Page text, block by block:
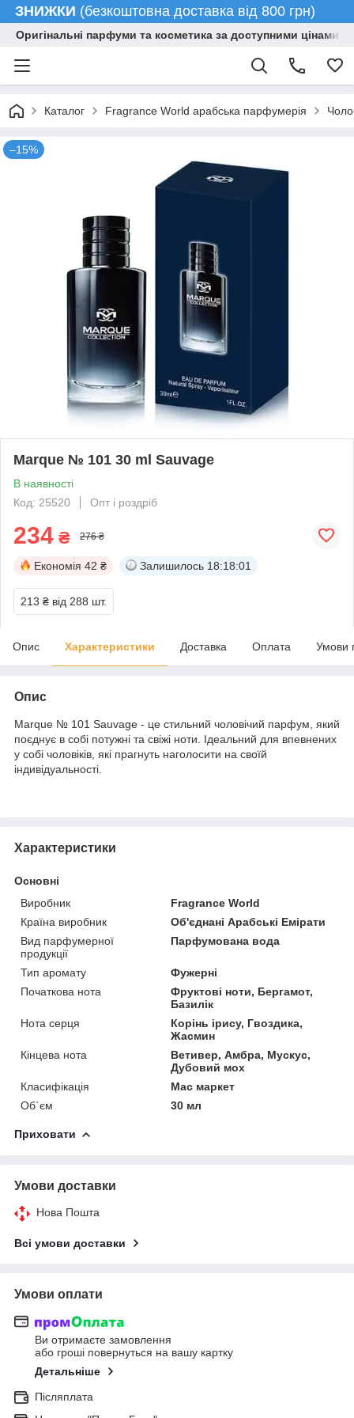
ЗНИЖКИ (безкоштовна доставка від 800 грн)
Оригінальні парфуми та косметика за доступними цінами
Каталог Fragrance World арабська парфумерія
–15%
Marque № 101 30 ml Sauvage
В наявності
Код: 25520
Опт і роздріб
234 ₴ 276 ₴
Економія 42 ₴ Залишилось 18:18:01
213 ₴ від 288 шт.
Опис Характеристики Доставка Оплата Умови
Опис
Marque № 101 Sauvage - це стильний чоловічий парфум, який
поєднує в собі потужні та свіжі ноти. Ідеальний для впевнених
у собі чоловіків, які прагнуть наголосити на своїй
індивідуальності.
Характеристики
Основні
Виробник
Fragrance World
Країна виробник
Об'єднані Арабські Емірати
Вид парфумерної
продукції
Парфумована вода
Тип аромату
Фужерні
Початкова нота
Фруктові ноти, Бергамот,
Базилік
Нота серця
Корінь ірису, Гвоздика,
Жасмин
Кінцева нота
Ветивер, Амбра, Мускус,
Дубовий мох
Класифікація
Мас маркет
Об`єм
30 мл
Приховати
Умови доставки
Нова Пошта
Всі умови доставки
Умови оплати
Ви отримаєте замовлення
або гроші повернуться на вашу картку
Детальніше
Післяплата